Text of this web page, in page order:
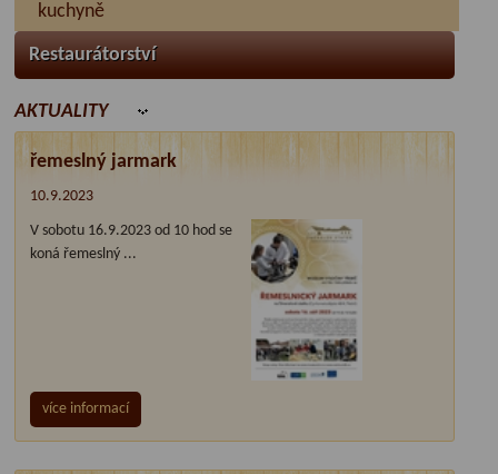
kuchyně
Restaurátorství
AKTUALITY
řemeslný jarmark
10.9.2023
V sobotu 16.9.2023 od 10 hod se
koná řemeslný ...
více informací